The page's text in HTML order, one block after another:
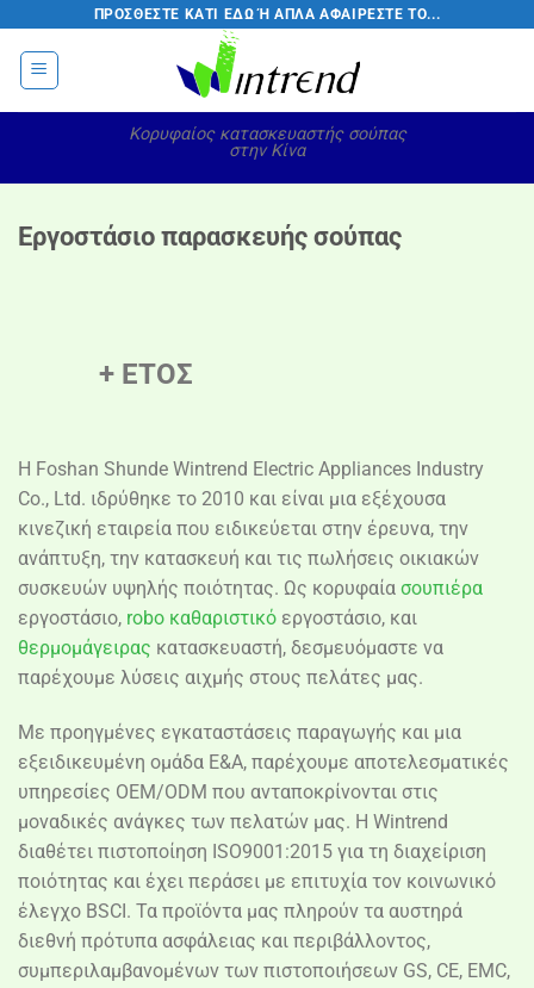
περιεχόμενο
ΠΡΟΣΘΈΣΤΕ ΚΆΤΙ ΕΔΏ Ή ΑΠΛΆ ΑΦΑΙΡΈΣΤΕ ΤΟ...
Κορυφαίος κατασκευαστής σούπας
στην Κίνα
Εργοστάσιο παρασκευής σούπας
+ ΕΤΟΣ
Η Foshan Shunde Wintrend Electric Appliances Industry
Co., Ltd. ιδρύθηκε το 2010 και είναι μια εξέχουσα
κινεζική εταιρεία που ειδικεύεται στην έρευνα, την
ανάπτυξη, την κατασκευή και τις πωλήσεις οικιακών
συσκευών υψηλής ποιότητας. Ως κορυφαία σουπιέρα
εργοστάσιο, robo καθαριστικό εργοστάσιο, και
θερμομάγειρας κατασκευαστή, δεσμευόμαστε να
παρέχουμε λύσεις αιχμής στους πελάτες μας.
Με προηγμένες εγκαταστάσεις παραγωγής και μια
εξειδικευμένη ομάδα Ε&Α, παρέχουμε αποτελεσματικές
υπηρεσίες OEM/ODM που ανταποκρίνονται στις
μοναδικές ανάγκες των πελατών μας. Η Wintrend
διαθέτει πιστοποίηση ISO9001:2015 για τη διαχείριση
ποιότητας και έχει περάσει με επιτυχία τον κοινωνικό
έλεγχο BSCI. Τα προϊόντα μας πληρούν τα αυστηρά
διεθνή πρότυπα ασφάλειας και περιβάλλοντος,
συμπεριλαμβανομένων των πιστοποιήσεων GS, CE, EMC,